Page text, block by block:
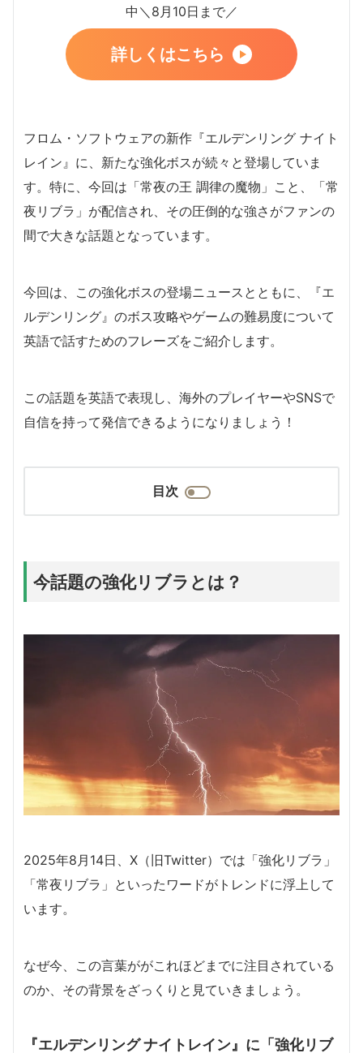
中＼8月10日まで／
詳しくはこちら
フロム・ソフトウェアの新作『エルデンリング ナイト
レイン』に、新たな強化ボスが続々と登場していま
す。特に、今回は「常夜の王 調律の魔物」こと、「常
夜リブラ」が配信され、その圧倒的な強さがファンの
間で大きな話題となっています。
今回は、この強化ボスの登場ニュースとともに、『エ
ルデンリング』のボス攻略やゲームの難易度について
英語で話すためのフレーズをご紹介します。
この話題を英語で表現し、海外のプレイヤーやSNSで
自信を持って発信できるようになりましょう！
目次
今話題の強化リブラとは？
2025年8月14日、X（旧Twitter）では「強化リブラ」
「常夜リブラ」といったワードがトレンドに浮上して
います。
なぜ今、この言葉ががこれほどまでに注目されている
のか、その背景をざっくりと見ていきましょう。
『エルデンリング ナイトレイン』に「強化リブ